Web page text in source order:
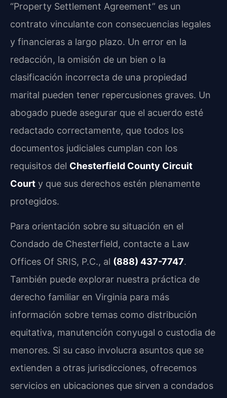
“Property Settlement Agreement” es un
contrato vinculante con consecuencias legales
y financieras a largo plazo. Un error en la
redacción, la omisión de un bien o la
clasificación incorrecta de una propiedad
marital pueden tener repercusiones graves. Un
abogado puede asegurar que el acuerdo esté
redactado correctamente, que todos los
documentos judiciales cumplan con los
requisitos del Chesterfield County Circuit
Court y que sus derechos estén plenamente
protegidos.
Para orientación sobre su situación en el
Condado de Chesterfield, contacte a Law
Offices Of SRIS, P.C., al (888) 437-7747.
También puede explorar nuestra práctica de
derecho familiar en Virginia para más
información sobre temas como distribución
equitativa, manutención conyugal o custodia de
menores. Si su caso involucra asuntos que se
extienden a otras jurisdicciones, ofrecemos
servicios en ubicaciones que sirven a condados